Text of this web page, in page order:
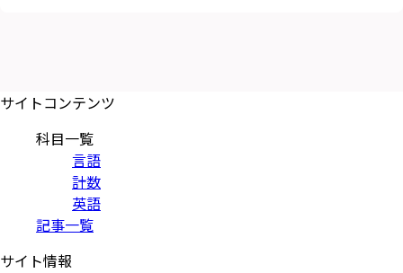
サイトコンテンツ
科目一覧
言語
計数
英語
記事一覧
サイト情報